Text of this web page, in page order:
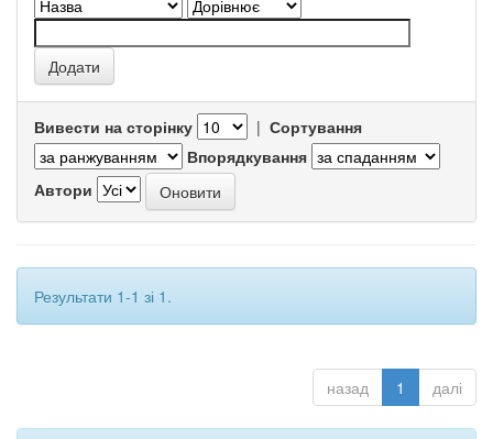
Вивести на сторінку | Сортування
Впорядкування
Автори
Результати 1-1 зі 1.
назад 1 далі